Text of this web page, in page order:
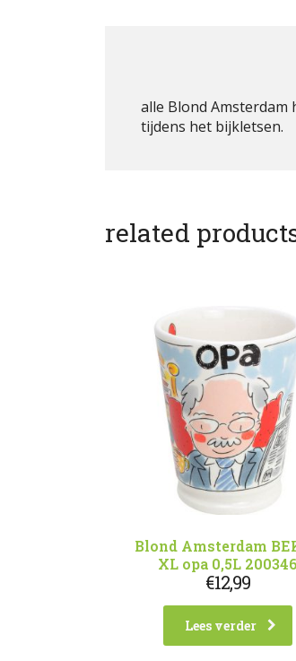
alle Blond
tijdens het bijkletsen.
related
Blond Amsterdam
XL opa 0,5L 200346
€12,99
Lees verder